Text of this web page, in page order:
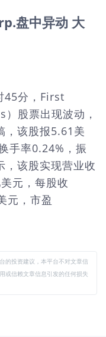
盘中异动 大
45分，First
股票出现波动，
，该股报5.61美
手率0.24%，振
，该股实现营业收
元，每股收
元，市盈
的投资建议，本平台不对文章信
或信赖文章信息引发的任何损失